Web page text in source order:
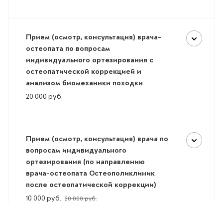
Прием (осмотр, консультация) врача-
остеопата по вопросам
индивидуального ортезирования с
остеопатической коррекцией и
анализом биомеханики походки
20 000 руб.
Прием (осмотр, консультация) врача по
вопросам индивидуального
ортезирования (по направлению
врача-остеопата Остеополиклиник
после остеопатической коррекции)
10 000 руб. 20 000руб.